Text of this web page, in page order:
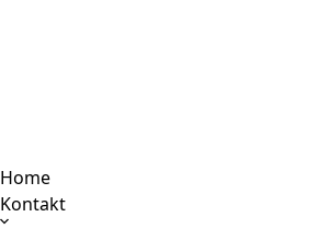
Home
Kontakt